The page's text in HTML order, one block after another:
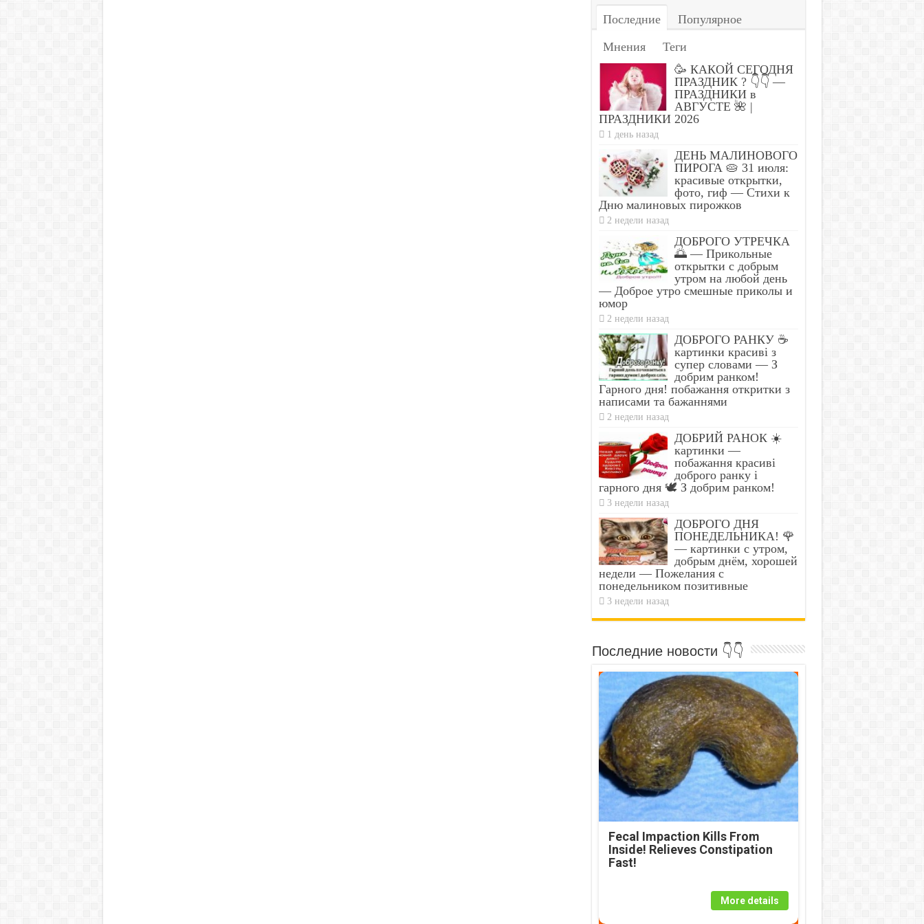
Последние
Популярное
Мнения
Теги
🥳 КАКОЙ СЕГОДНЯ
ПРАЗДНИК ? 👇👇 —
ПРАЗДНИКИ в
АВГУСТЕ 🌺 |
ПРАЗДНИКИ 2026
1 день назад
ДЕНЬ МАЛИНОВОГО
ПИРОГА 🥧 31 июля:
красивые открытки,
фото, гиф — Стихи к
Дню малиновых пирожков
2 недели назад
ДОБРОГО УТРЕЧКА
🌅 — Прикольные
открытки с добрым
утром на любой день
— Доброе утро смешные приколы и
юмор
2 недели назад
ДОБРОГО РАНКУ ☕
картинки красиві з
супер словами — З
добрим ранком!
Гарного дня! побажання откритки з
написами та бажаннями
2 недели назад
ДОБРИЙ РАНОК ☀️
картинки —
побажання красиві
доброго ранку і
гарного дня 🕊️ З добрим ранком!
3 недели назад
ДОБРОГО ДНЯ
ПОНЕДЕЛЬНИКА! 🌹
— картинки с утром,
добрым днём, хорошей
недели — Пожелания с
понедельником позитивные
3 недели назад
Последние новости 👇👇
Fecal Impaction Kills From
Inside! Relieves Constipation
Fast!
More details